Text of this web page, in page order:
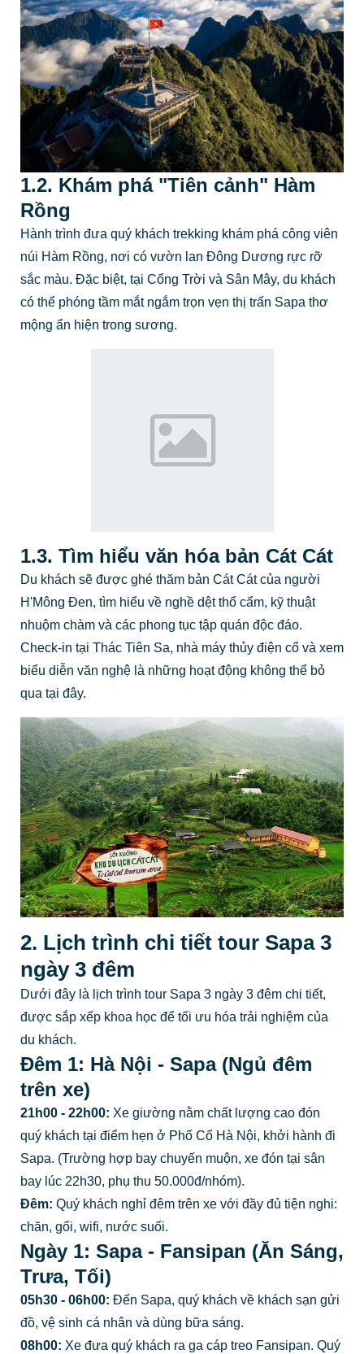
1.2. Khám phá "Tiên cảnh" Hàm
Rồng
Hành trình đưa quý khách trekking khám phá công viên
núi Hàm Rồng, nơi có vườn lan Đông Dương rực rỡ
sắc màu. Đặc biệt, tại Cổng Trời và Sân Mây, du khách
có thể phóng tầm mắt ngắm trọn vẹn thị trấn Sapa thơ
mộng ẩn hiện trong sương.
1.3. Tìm hiểu văn hóa bản Cát Cát
Du khách sẽ được ghé thăm bản Cát Cát của người
H'Mông Đen, tìm hiểu về nghề dệt thổ cẩm, kỹ thuật
nhuộm chàm và các phong tục tập quán độc đáo.
Check-in tại Thác Tiên Sa, nhà máy thủy điện cổ và xem
biểu diễn văn nghệ là những hoạt động không thể bỏ
qua tại đây.
2. Lịch trình chi tiết tour Sapa 3
ngày 3 đêm
Dưới đây là lịch trình tour Sapa 3 ngày 3 đêm chi tiết,
được sắp xếp khoa học để tối ưu hóa trải nghiệm của
du khách.
Đêm 1: Hà Nội - Sapa (Ngủ đêm
trên xe)
21h00 - 22h00: Xe giường nằm chất lượng cao đón
quý khách tại điểm hẹn ở Phố Cổ Hà Nội, khởi hành đi
Sapa. (Trường hợp bay chuyến muộn, xe đón tại sân
bay lúc 22h30, phụ thu 50.000đ/nhóm).
Đêm: Quý khách nghỉ đêm trên xe với đầy đủ tiện nghi:
chăn, gối, wifi, nước suối.
Ngày 1: Sapa - Fansipan (Ăn Sáng,
Trưa, Tối)
05h30 - 06h00: Đến Sapa, quý khách về khách sạn gửi
đồ, vệ sinh cá nhân và dùng bữa sáng.
08h00: Xe đưa quý khách ra ga cáp treo Fansipan. Quý